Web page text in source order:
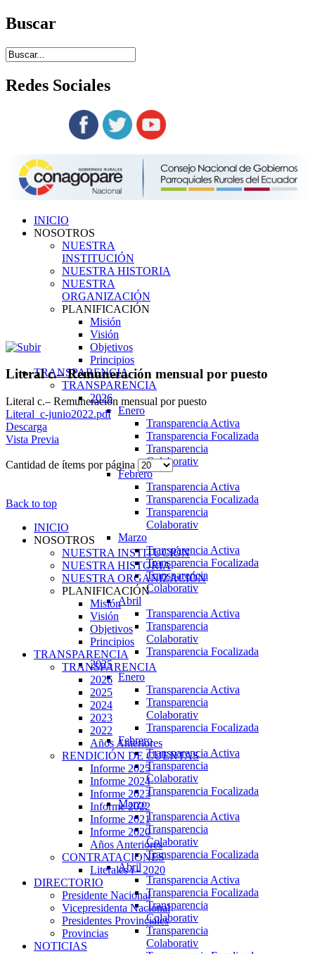
Buscar
Redes Sociales
INICIO
NOSOTROS
NUESTRA
INSTITUCIÓN
NUESTRA HISTORIA
NUESTRA
ORGANIZACIÓN
PLANIFICACIÓN
Misión
Visión
Objetivos
Principios
TRANSPARENCIA
TRANSPARENCIA
2026
Enero
Transparencia Activa
Transparencia Focalizada
Transparencia
Colaborativ
Febrero
Transparencia Activa
Transparencia Focalizada
Transparencia
Colaborativ
Marzo
Transparencia Activa
Transparencia Focalizada
Transparencia
Colaborativ
Abril
Transparencia Activa
Transparencia
Colaborativ
Transparencia Focalizada
2025
Enero
Transparencia Activa
Transparencia
Colaborativ
Transparencia Focalizada
Febrero
Transparencia Activa
Transparencia
Colaborativ
Transparencia Focalizada
Marzo
Transparencia Activa
Transparencia
Colaborativ
Transparencia Focalizada
Abril
Transparencia Activa
Transparencia Focalizada
Transparencia
Colaborativ
Transparencia
Colaborativ
Literal c.– Remuneración mensual por puesto
Literal c.– Remuneración mensual por puesto
Literal_c-junio2022.pdf
Descarga
Vista Previa
Cantidad de ítems por página
Back to top
INICIO
NOSOTROS
NUESTRA INSTITUCIÓN
NUESTRA HISTORIA
NUESTRA ORGANIZACIÓN
PLANIFICACIÓN
Misión
Visión
Objetivos
Principios
TRANSPARENCIA
TRANSPARENCIA
2026
2025
2024
2023
2022
Años Anteriores
RENDICIÓN DE CUENTAS
Informe 2025
Informe 2024
Informe 2023
Informe 2022
Informe 2021
Informe 2020
Años Anteriores
CONTRATACIONES
Literales i - 2020
DIRECTORIO
Presidente Nacional
Vicepresidenta Nacional
Presidentes Provinciales
Provincias
NOTICIAS